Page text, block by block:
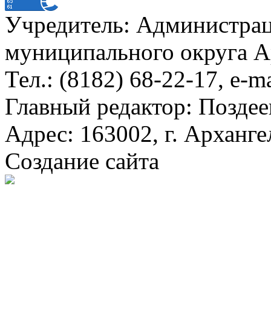
Учредитель:
муниципального округа
Тел.: (8182) 68-22-17, e-
Главный редактор:
Адрес: 163002, г.
Создание сайта